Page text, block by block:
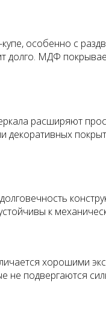
особенно с
долго. МДФ
расширяют
к
хорошими
не подвергаются